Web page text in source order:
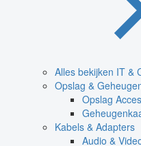
Alles bekijken IT &
Opslag &
Opslag
Kabels & Adapters
Audio &